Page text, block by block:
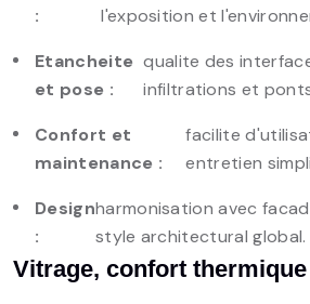
:
l'exposition et
Etancheite
et pose :
qualite des
infiltrations et
Confort et
maintenance :
facilite
entretien
Design
:
harmonisation avec
style architectural global.
Vitrage, confort